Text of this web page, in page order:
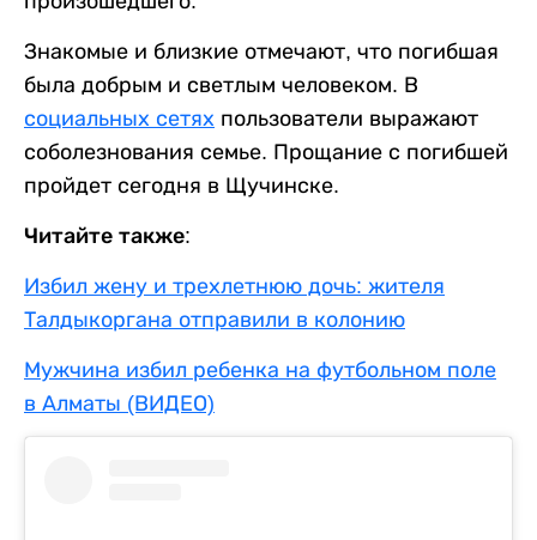
Знакомые и близкие отмечают, что погибшая
была добрым и светлым человеком. В
социальных сетях пользователи выражают
соболезнования семье. Прощание с погибшей
пройдет сегодня в Щучинске.
Читайте также:
Избил жену и трехлетнюю дочь: жителя
Талдыкоргана отправили в колонию
Мужчина избил ребенка на футбольном поле
в Алматы (ВИДЕО)